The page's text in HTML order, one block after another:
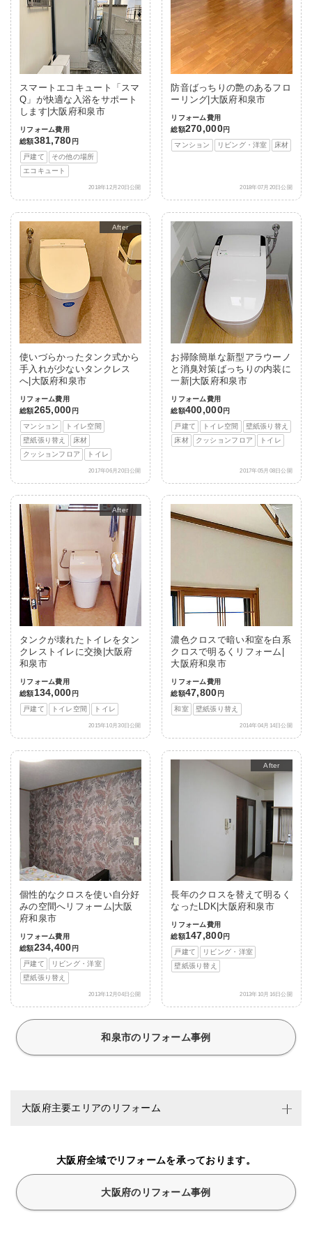
スマートエコキュート「スマ
Q」が快適な入浴をサポート
します|大阪府和泉市
リフォーム費用
総額381,780 円
戸建て
その他の場所
エコキュート
2018年12月20日公開
防音ばっちりの艶のあるフロ
ーリング|大阪府和泉市
リフォーム費用
総額270,000円
マンション
リビング・洋室 床材
2018年07月20日公開
After
使いづらかったタンク式から
手入れが少ないタンクレス
へ|大阪府和泉市
リフォーム費用
総額265,000 円
マンション
トイレ空間
壁紙張り替え
床材
クッションフロア
トイレ
2017年06月20日公開
お掃除簡単な新型アラウーノ
と消臭対策ばっちりの内装に
一新|大阪府和泉市
リフォーム費用
総額400,000円
戸建て
トイレ空間
壁紙張り替え
床材
クッションフロア トイレ
2017年05月08日公開
After
タンクが壊れたトイレをタン
クレストイレに交換|大阪府
和泉市
リフォーム費用
総額134,000 円
戸建て
トイレ空間 トイレ
2015年10月30日公開
濃色クロスで暗い和室を白系
クロスで明るくリフォーム|
大阪府和泉市
リフォーム費用
総額47,800 円
和室
壁紙張り替え
2014年04月14日公開
個性的なクロスを使い自分好
みの空間へリフォーム|大阪
府和泉市
リフォーム費用
総額234,400 円
戸建て
リビング・洋室
壁紙張り替え
2013年12月04日公開
After
長年のクロスを替えて明るく
なったLDK|大阪府和泉市
リフォーム費用
総額147,800円
戸建て
リビング・洋室
壁紙張り替え
2013年10月16日公開
和泉市のリフォーム事例
大阪府主要エリアのリフォーム
大阪府全域でリフォームを承っております。
大阪府のリフォーム事例